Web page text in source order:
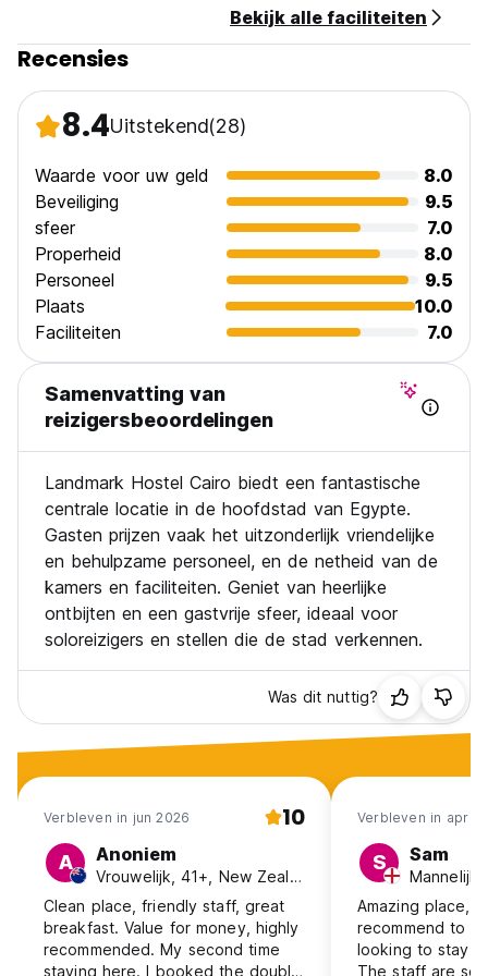
• Payment: Credit/debit cards accepted
• Taxes included, No curfew, Child-friendly, Non-smoking
in shared dormitories.
Book your stay at Landmark Hostel and experience the
Bekijk alle faciliteiten
Recensies
8.4Uitstekend(28)
Waarde voor uw geld
8.0
Beveiliging
9.5
sfeer
7.0
Properheid
8.0
Personeel
9.5
Plaats
10.0
Faciliteiten
7.0
Samenvatting van
reizigersbeoordelingen
Landmark Hostel Cairo biedt een fantastische
centrale locatie in de hoofdstad van Egypte.
Gasten prijzen vaak het uitzonderlijk vriendelijke
en behulpzame personeel, en de netheid van de
kamers en faciliteiten. Geniet van heerlijke
ontbijten en een gastvrije sfeer, ideaal voor
soloreizigers en stellen die de stad verkennen.
Was dit nuttig?
Verbleven in jun 2026 10
A Anoniem
Vrouwelijk, 41+, New Zealand
Clean place, friendly staff, great
breakfast. Value for money, highly
recommended. My second time
staying here. I booked the double
Verbleven in apr
S Sam
Amazing place,
recommend to
looking to stay
The staff are so